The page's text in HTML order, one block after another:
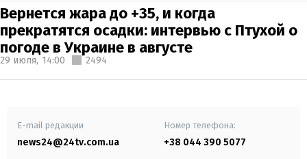
Вернется жара до +35, и когда
прекратятся осадки: интервью с Птухой о
погоде в Украине в августе
29 июля, 14:00 2494
E-mail редакции
news24@24tv.com.ua
Номер телефона:
+38 044 390 5077